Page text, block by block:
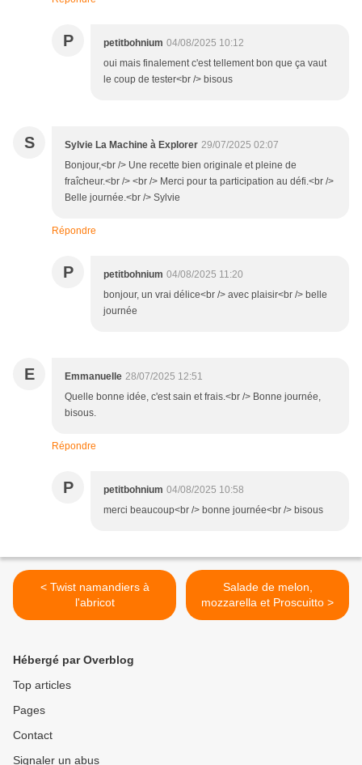
P petitbohnium 04/08/2025 10:12
oui mais finalement c'est tellement bon que ça vaut
le coup de tester<br /> bisous
S Sylvie La Machine à Explorer 29/07/2025 02:07
Bonjour,<br /> Une recette bien originale et pleine de
fraîcheur.<br /> <br /> Merci pour ta participation au défi.<br />
Belle journée.<br /> Sylvie
Répondre
P petitbohnium 04/08/2025 11:20
bonjour, un vrai délice<br /> avec plaisir<br /> belle
journée
E Emmanuelle 28/07/2025 12:51
Quelle bonne idée, c'est sain et frais.<br /> Bonne journée,
bisous.
Répondre
P petitbohnium 04/08/2025 10:58
merci beaucoup<br /> bonne journée<br /> bisous
< Twist namandiers à
l'abricot
Salade de melon,
mozzarella et Proscuitto >
Hébergé par Overblog
Top articles
Pages
Contact
Signaler un abus